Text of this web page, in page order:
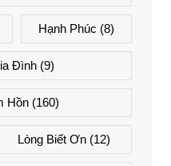
Hạnh Phúc (8)
Đình (9)
Hồn (160)
Lòng Biết Ơn(12)